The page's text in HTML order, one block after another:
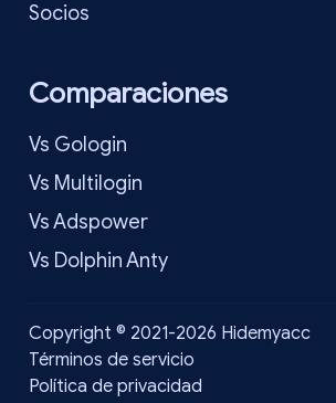
Socios
Comparaciones
Vs Gologin
Vs Multilogin
Vs Adspower
Vs Dolphin Anty
Copyright © 2021-2026 Hidemyacc
Términos de servicio
Política de privacidad